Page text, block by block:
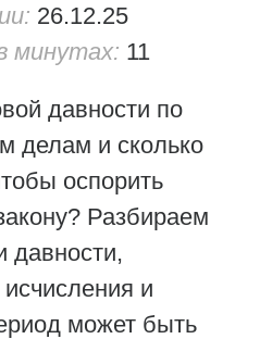
26.12.25
минутах: 11
давности по
делам и сколько
оспорить
Разбираем
давности,
и
может быть